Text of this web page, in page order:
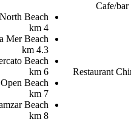
Cafe/bar
Restaurant
North Beach
4 km
Mer Beach
4.3 km
Beach
6 km
Beach
7 km
Beach
8 km